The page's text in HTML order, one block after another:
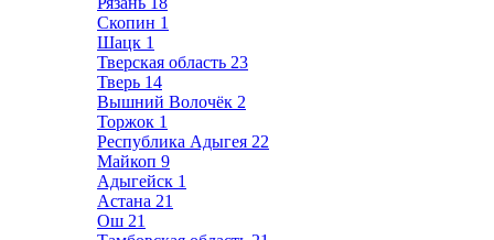
Скопин 1
Шацк 1
Тверская область 23
Тверь 14
Вышний Волочёк 2
Торжок 1
Республика Адыгея 22
Майкоп 9
Адыгейск 1
Астана 21
Ош 21